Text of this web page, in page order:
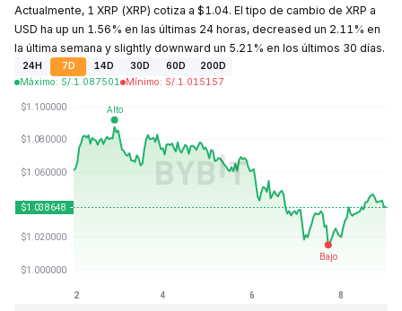
Actualmente, 1 XRP (XRP) cotiza a $1.04. El tipo de cambio de XRP a
USD ha up un 1.56% en las últimas 24 horas, decreased un 2.11% en
la última semana y slightly downward un 5.21% en los últimos 30 días.
24H 7D 14D 30D 60D
200D
Máximo: S/. 1.087501 Mínimo: S/. 1.015157
Máximo histórico
S/.0.002686